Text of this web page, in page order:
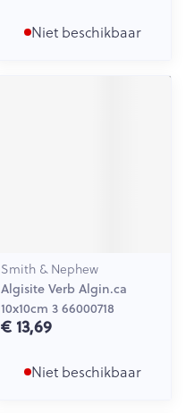
Niet beschikbaar
Smith & Nephew
Algisite Verb Algin.ca
10x10cm 3 66000718
€ 13,69
Niet beschikbaar